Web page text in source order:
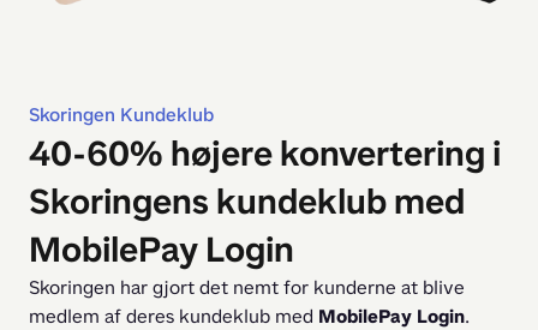
Skoringen Kundeklub
40-60% højere konvertering i
Skoringens kundeklub med
MobilePay Login
Skoringen har gjort det nemt for kunderne at blive
medlem af deres kundeklub med MobilePay Login.